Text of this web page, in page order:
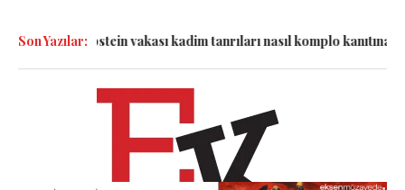
Son Yazılar:Epstein vakası kadim tanrıları nasıl komplo kanıtına